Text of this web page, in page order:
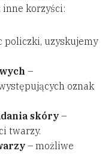
korzyści:
policzki, uzyskujemy
–
oznak
skóry –
twarzy.
– możliwe